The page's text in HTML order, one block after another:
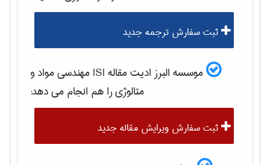
ثبت سفارش ترجمه جدید
موسسه البرز ادیت مقاله ISI
مهندسی مواد و
متالوژیرا هم انجام می دهد:
ثبت سفارش ویرایش مقاله جدید